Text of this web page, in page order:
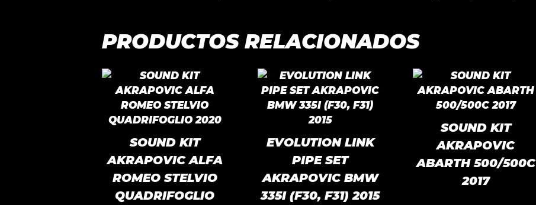
PRODUCTOS RELACIONADOS
SOUND KIT
AKRAPOVIC ALFA
ROMEO STELVIO
QUADRIFOGLIO
EVOLUTION LINK
PIPE SET
AKRAPOVIC BMW
335I (F30, F31) 2015
SOUND KIT
AKRAPOVIC
ABARTH 500/500C
2017